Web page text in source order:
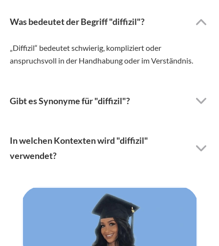
Was bedeutet der Begriff "diffizil"?
„Diffizil“ bedeutet schwierig, kompliziert oder
anspruchsvoll in der Handhabung oder im Verständnis.
Gibt es Synonyme für "diffizil"?
In welchen Kontexten wird "diffizil"
verwendet?